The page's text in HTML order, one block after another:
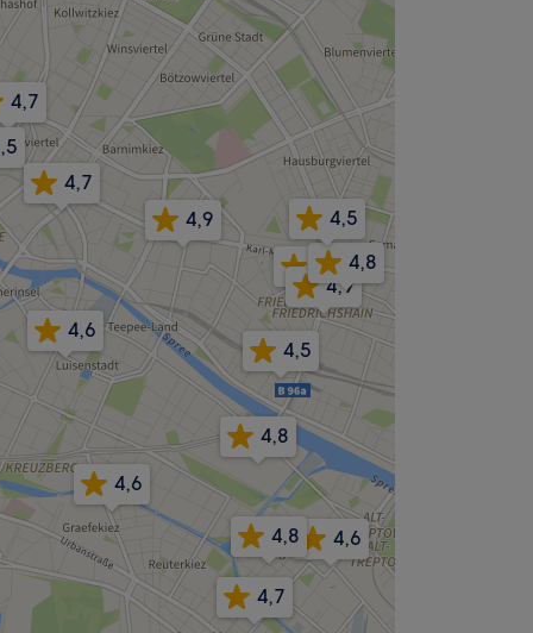
4,7
4,5
4,8
4,5
4,6
4,9
4,6
4,7
4,6
4,9
4,8
4,7
4,5
4,8